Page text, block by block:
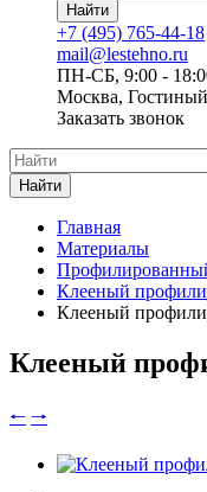
Найти
+7 (495) 765-44-18
mail@lestehno.ru
ПН-СБ, 9:00 -
Москва,
Заказать звонок
Найти
Главная
Материалы
Клееный
Клееный
Клееный
🠐 🠒